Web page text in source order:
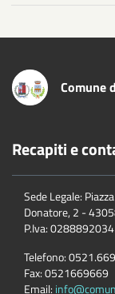
Comune
Recapiti e
Sede Legale:
Donatore, 2 -
P.Iva:
Telefono:
Fax:0521669669
Email: